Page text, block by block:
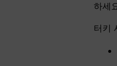
하세
터키